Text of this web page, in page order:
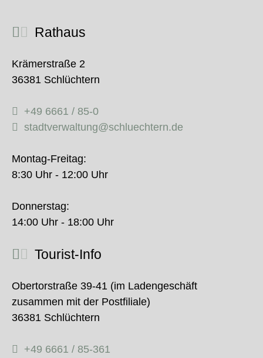
Rathaus
Krämerstraße 2
36381 Schlüchtern
+49 6661 / 85-0
stadtverwaltung@schluechtern.de
Montag-Freitag:
8:30 Uhr - 12:00 Uhr
Donnerstag:
14:00 Uhr - 18:00 Uhr
Tourist-Info
Obertorstraße 39-41 (im Ladengeschäft
zusammen mit der Postfiliale)
36381 Schlüchtern
+49 6661 / 85-361